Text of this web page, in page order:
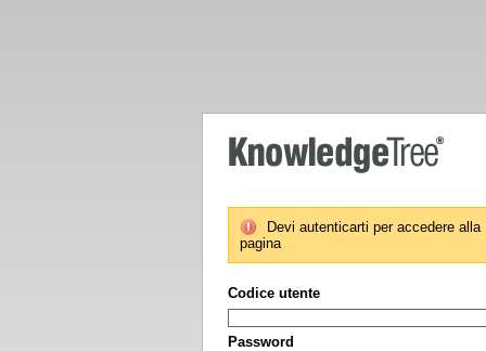
Devi autenticarti per accedere alla
pagina
Codice utente
Password